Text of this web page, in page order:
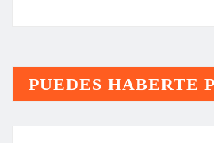
PUEDES HABERTE